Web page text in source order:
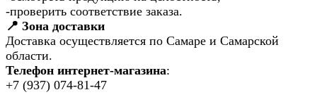
-проверить соответствие заказа.
📍 Зона доставки
Доставка осуществляется по Самаре и Самарской
области.
Телефон интернет-магазина:
+7 (937) 074-81-47